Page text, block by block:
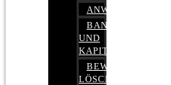
BANK-
UND
BEWERTUNGEN
LÖSCHEN